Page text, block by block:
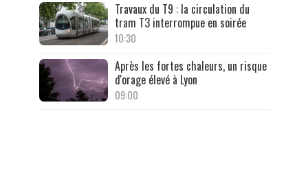
Travaux du T9 : la circulation du
tram T3 interrompue en soirée
10:30
Après les fortes chaleurs, un risque
d'orage élevé à Lyon
09:00